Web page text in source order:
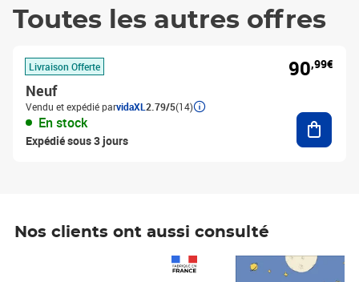
Toutes les autres offres
Livraison Offerte
Neuf
Vendu et expédié parvidaXL 2.79/5(14)
En stock
Expédié sous 3 jours
90,99€
Nos clients ont aussi consulté
Prix 7,50€